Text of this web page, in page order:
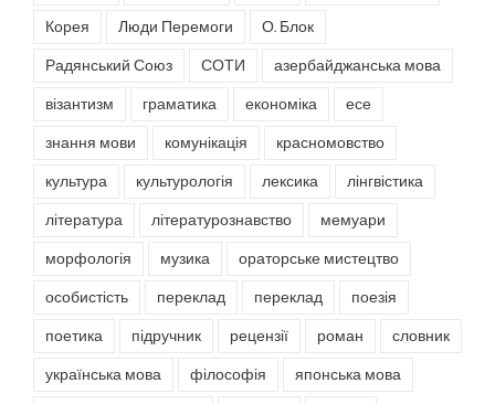
Корея Люди Перемоги О. Блок
Радянський Союз СОТИ азербайджанська мова
візантизм граматика економіка есе
знання мови комунікація красномовство
культура культурологія лексика лінгвістика
література літературознавство мемуари
морфологія музика ораторське мистецтво
особистість переклад переклад поезія
поетика підручник рецензії роман словник
українська мова філософія японська мова